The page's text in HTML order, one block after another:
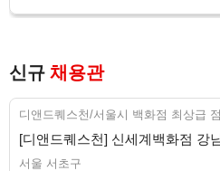
신규 채용관
디앤드퀘스천/서울시 백화점 최상급 점
[디앤드퀘스천] 신세계백화점 강
서울 서초구